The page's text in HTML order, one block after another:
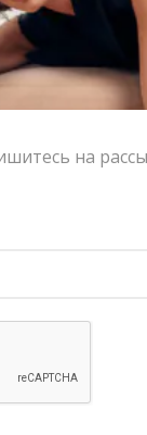
Цвет:голубой,
One size
Страна-
Тип товара:
РАЗМЕР
на